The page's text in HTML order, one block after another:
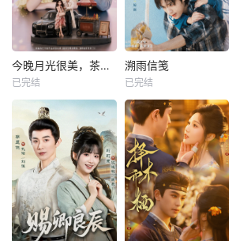
今晚月光很美，茶香四溢
已完结
溯雨信笺
已完结